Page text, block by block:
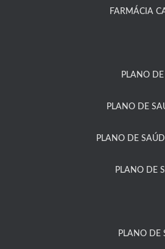
FARMÁCIA
PLANO
PLANO DE
PLANO DE
PLANO DE
PLANO DE